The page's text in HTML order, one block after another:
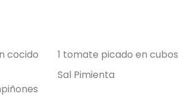
cocido
1 tomate picado en cubos
Sal Pimienta